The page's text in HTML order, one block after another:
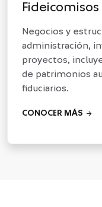
Fideicomisos
Negocios y
administración,
proyectos,
de patrimonios
fiduciarios.
CONOCER MÁS arrow_forward